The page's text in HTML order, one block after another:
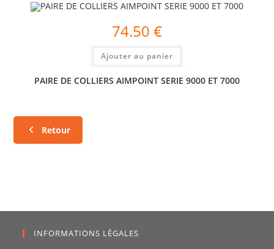
74.50 €
Ajouter au panier
PAIRE DE COLLIERS AIMPOINT SERIE 9000 ET 7000
Retour
INFORMATIONS LÉGALES